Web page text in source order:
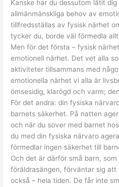
Kanske har du dessutom låtit
allmänmänskliga behov av
tillfredsställas av fysisk närhet
tycker du, borde väl förmedla
Men för det första – fysisk
emotionell närhet. Det vet alla
aktiviteter tillsammans med
emotionella närhet vi alla är
ömsesidig, klarögd och varm;
För det andra: din fysiska
barnets säkerhet. På natten
och när du sover med barnet
du med din fysiska närvaro
förmedlar ingen säkerhet till
Och det är därför små barn,
föräldrasängen, förväntar sig att
också – hela tiden. De får inte